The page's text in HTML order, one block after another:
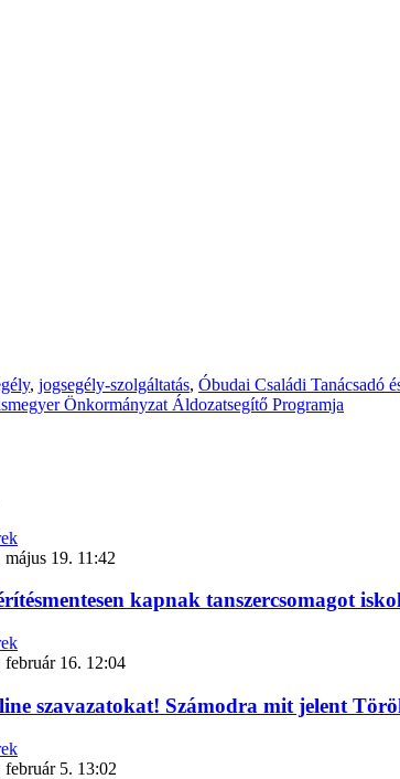
, jogsegély-szolgáltatás, Óbudai Családi
Önkormányzat Áldozatsegítő Programja
május 19. 11:42
kapnak tanszercsomagot
február 16. 12:04
szavazatokat! Számodra mit jelent
február 5. 13:02